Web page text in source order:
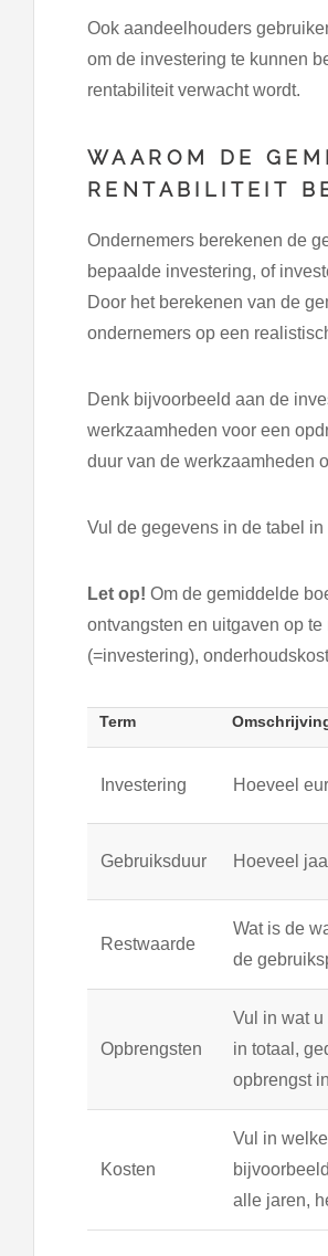
Ook aandeelhouders
om de investering te kunnen
rentabiliteit verwacht wordt.
WAAROM DE
RENTABILITEIT
Ondernemers berekenen de
bepaalde investering, of
Door het berekenen van de
ondernemers op een
Denk bijvoorbeeld aan de
werkzaamheden voor een
duur van de werkzaamheden
Vul de gegevens in de tabel
Let op! Om de gemiddelde
ontvangsten en uitgaven op
(=investering),
Term
Investering Hoeveel
Gebruiksduur Hoeveel
Restwaarde
Wat is de
de
Opbrengsten
Vul in wat
in totaal,
opbrengst
Kosten
Vul in
alle jaren,